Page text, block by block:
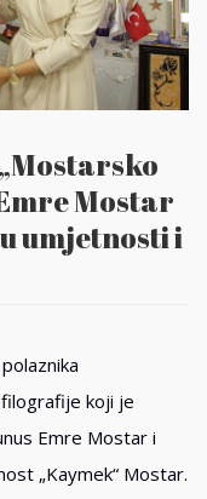
Mostar
umjetnosti i
koji je
Emre Mostar i
„Kaymek“ Mostar.